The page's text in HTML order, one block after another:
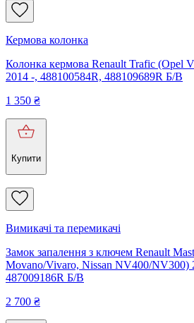
Кермова колонка
Колонка кермова Renault Trafic (Opel
2014 -, 488100584R, 488109689R Б/В
1 350 ₴
Купити
Вимикачі та перемикачі
Замок запалення з ключем Renault
Movano/Vivaro, Nissan NV400/NV300)
487009186R Б/В
2 700 ₴